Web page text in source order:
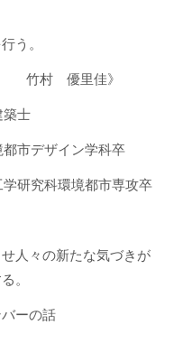
う。
竹村 優里佳》
士
市デザイン学科卒
研究科環境都市専攻卒
人々の新たな気づきが
。
ーの話